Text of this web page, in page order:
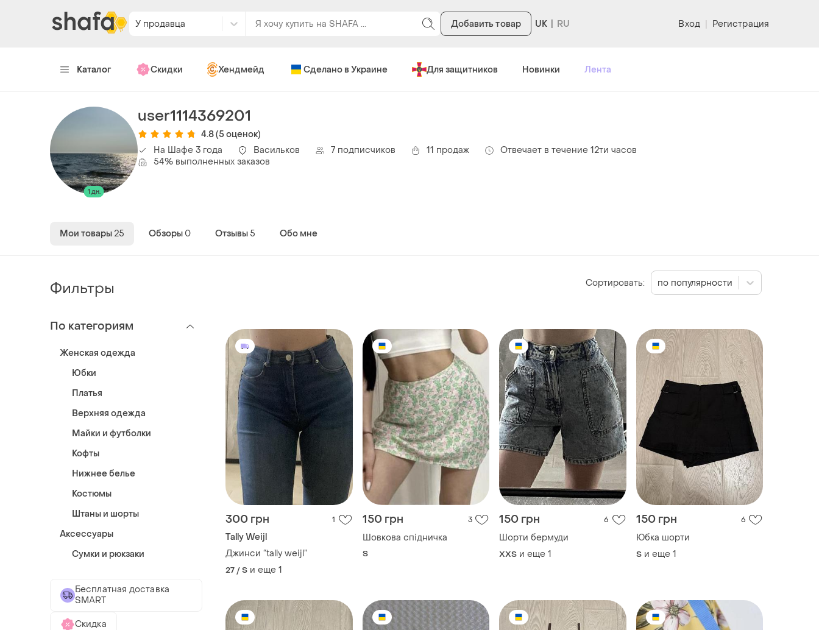
У продавца Добавить товар UK Вход | Регистрация
Каталог Скидки Хендмейд Сделано в Украине Для защитников Новинки Лента
1 дн.
user1114369201
4.8(5 оценок)
На Шафе 3 года
Васильков 7 подписчиков 11 продаж
Отвечает в течение 12ти часов
54% выполненных заказов
Мои товары 25 Обзоры 0 Отзывы5 Обо мне
Фильтры
По категориям
Женская одежда
Юбки
Платья
Верхняя одежда
Майки и футболки
Кофты
Нижнее белье
Костюмы
Штаны и шорты
Аксессуары
Сумки и рюкзаки
Бесплатная доставка
SMART
Скидка
Сортировать: по популярности
300 грн 1
Tally Weijl
Джинси “tally weijl”
27 / S и еще 1
150 грн 3
Шовкова спідничка
S
150 грн 6
Шорти бермуди
XХS и еще 1
150 грн 6
Юбка шорти
S и еще 1